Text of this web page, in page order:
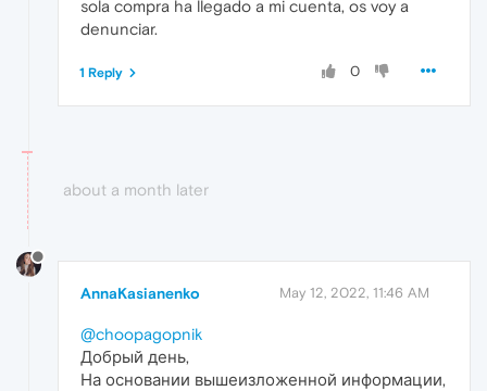
sola compra ha llegado a mi cuenta, os voy a
denunciar.
0
1 Reply
about a month later
AnnaKasianenko May 12, 2022, 11:46 AM
@choopagopnik
Добрый день,
На основании вышеизложенной информации,